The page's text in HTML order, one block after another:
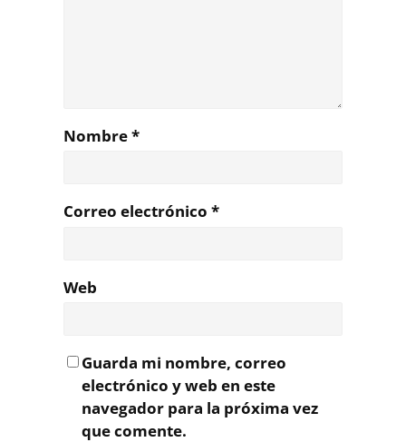
Nombre*
Correo electrónico *
Web
Guarda mi nombre, correo
electrónico y web en este
navegador para la próxima vez
que comente.